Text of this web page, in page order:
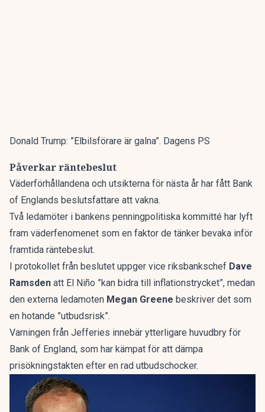
Donald Trump: ”Elbilsförare är galna”. Dagens PS
Påverkar räntebeslut
Väderförhållandena och utsikterna för nästa år har fått Bank
of Englands beslutsfattare att vakna.
Två ledamöter i bankens penningpolitiska kommitté har lyft
fram väderfenomenet som en faktor de tänker bevaka inför
framtida räntebeslut.
I protokollet från beslutet uppger vice riksbankschef Dave
Ramsden att El Niño ”kan bidra till inflationstrycket”, medan
den externa ledamoten Megan Greene beskriver det som
en hotande ”utbudsrisk”.
Varningen från Jefferies innebär ytterligare huvudbry för
Bank of England, som har kämpat för att dämpa
prisökningstakten efter en rad utbudschocker.